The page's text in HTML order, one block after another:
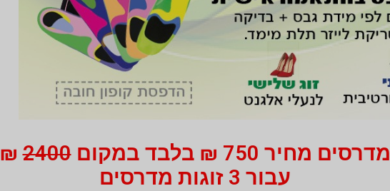
מדרסים מחיר 750 ₪ בלבד במקום 2400
₪
עבור 3 זוגות מדרסים